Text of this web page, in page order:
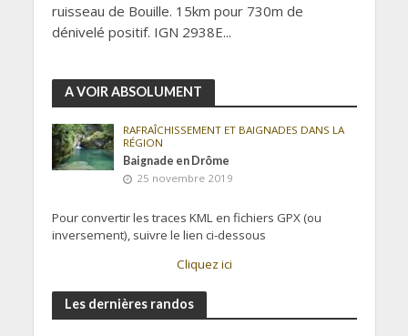
ruisseau de Bouille. 15km pour 730m de
dénivelé positif. IGN 2938E...
A VOIR ABSOLUMENT
RAFRAÎCHISSEMENT ET BAIGNADES DANS LA
RÉGION
Baignade en Drôme
25 novembre 2019
Pour convertir les traces KML en fichiers GPX (ou
inversement), suivre le lien ci-dessous
Cliquez ici
Les dernières randos